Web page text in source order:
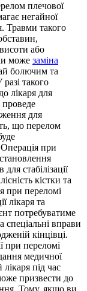
плечової
негайної
Травми такого
або
може заміна
болючим та
такого
лікаря для
проведе
для
що перелом
Операція при
стабілізації
кістки та
при переломі
лікаря та
потребуватиме
спеціальні вправи
кінцівці.
при переломі
медичної
під час
призвести до